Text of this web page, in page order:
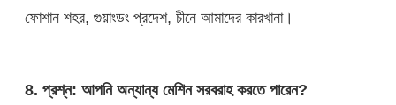
ফোশান শহর, গুয়াংডং প্রদেশ, চীনে আমাদের কারখানা।
8. প্রশ্ন: আপনি অন্যান্য মেশিন সরবরাহ করতে পারেন?